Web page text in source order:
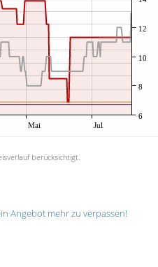
Mai Jul
6
8
10
12
berücksichtigt.
Angebot mehr zu verpassen!